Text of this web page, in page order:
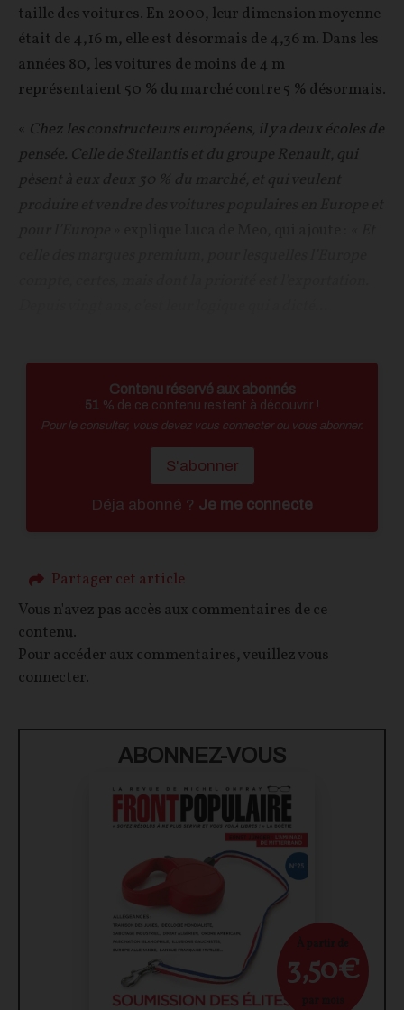
taille des voitures. En 2000, leur dimension moyenne
était de 4,16 m, elle est désormais de 4,36 m. Dans les
années 80, les voitures de moins de 4 m
représentaient 50 % du marché contre 5 % désormais.
« Chez les constructeurs européens, il y a deux écoles de
pensée. Celle de Stellantis et du groupe Renault, qui
Contenu réservé aux abonnés
51 % de ce contenu restent à découvrir !
Pour le consulter, vous devez vous connecter ou vous abonner.
S'abonner
Déja abonné ? Je me connecte
Partager cet article
Vous n'avez pas accès aux commentaires de ce
contenu.
Pour accéder aux commentaires, veuillez vous
connecter.
ABONNEZ-VOUS
À partir de
3,50€
par mois